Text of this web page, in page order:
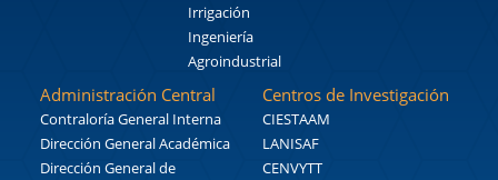
Irrigación
Ingeniería
Agroindustrial
Administración Central
Contraloría General Interna
Dirección General Académica
Dirección General de
Centros de Investigación
CIESTAAM
LANISAF
CENVYTT